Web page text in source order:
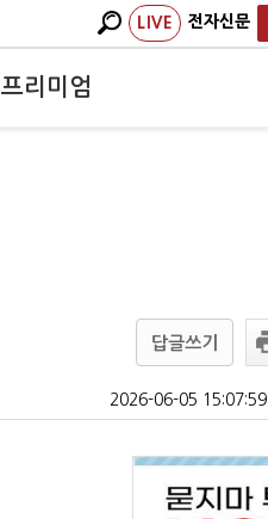
LIVE 전자신문
프리미엄
답글쓰기
2026-06-05 15:07:59